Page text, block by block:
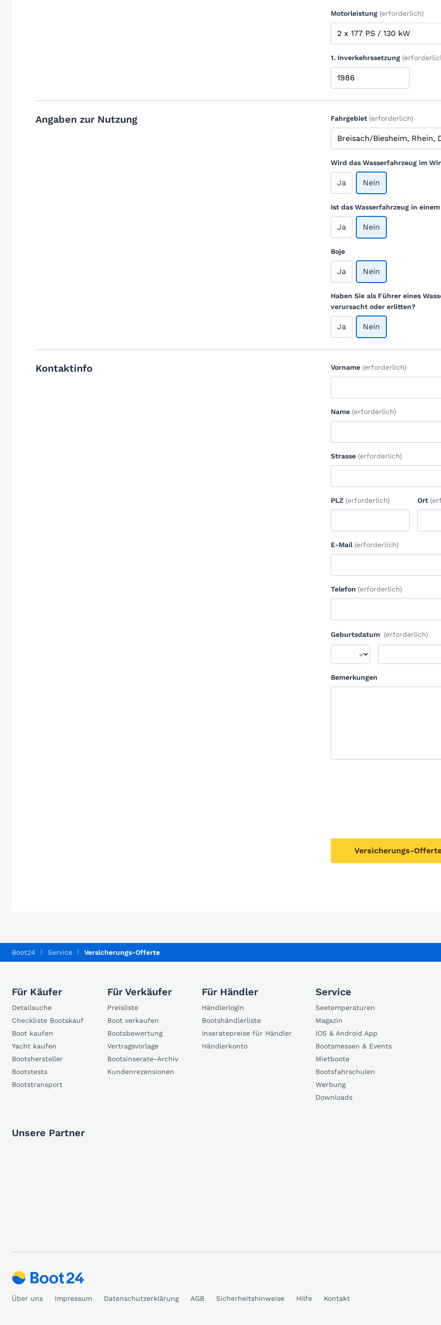
Motorleistung (erforderlich)
1. Inverkehrssetzung
Angaben zur Nutzung Fahrgebiet (erforderlich)
Wird das Wasserfahrzeug im
Ja Nein
Ist das Wasserfahrzeug in
Ja Nein
Boje
Ja Nein
Haben Sie als Führer eines
verursacht oder erlitten?
Ja Nein
Kontaktinfo Vorname (erforderlich)
Name (erforderlich)
Strasse (erforderlich)
PLZ (erforderlich) Ort
E-Mail (erforderlich)
Telefon (erforderlich)
Geburtsdatum (erforderlich)
Bemerkungen
Versicherungs-
Boot24 Service Versicherungs-Offerte
Für Käufer
Detailsuche
Checkliste Bootskauf
Boot kaufen
Yacht kaufen
Bootshersteller
Bootstests
Bootstransport
Für Verkäufer
Preisliste
Boot verkaufen
Bootsbewertung
Vertragsvorlage
Bootsinserate-Archiv
Kundenrezensionen
Für Händler
Händlerlogin
Bootshändlerliste
Inseratepreise für Händler
Händlerkonto
Service
Seetemperaturen
Magazin
iOS & Android App
Bootsmessen & Events
Mietboote
Bootsfahrschulen
Werbung
Downloads
Unsere Partner
Über uns Impressum Datenschutzerklärung AGB Sicherheitshinweise Hilfe Kontakt